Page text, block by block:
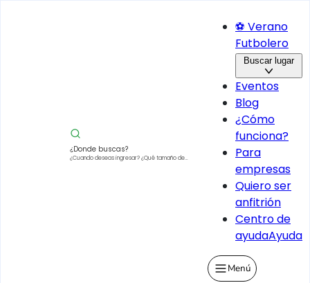
¿Donde buscas?
¿Cuando deseas ingresar?¿Qué tamaño de
⚽ Verano
Futbolero
Buscar lugar
Eventos
Blog
¿Cómo
funciona?
Para
empresas
Quiero ser
anfitrión
Centro de
ayudaAyuda
Menú